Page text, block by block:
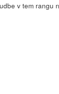
v tem rangu